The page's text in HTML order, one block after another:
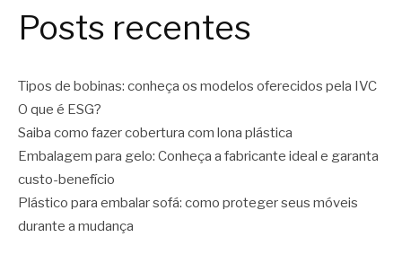
Posts recentes
Tipos de bobinas: conheça os modelos oferecidos pela IVC
O que é ESG?
Saiba como fazer cobertura com lona plástica
Embalagem para gelo: Conheça a fabricante ideal e garanta
custo-benefício
Plástico para embalar sofá: como proteger seus móveis
durante a mudança